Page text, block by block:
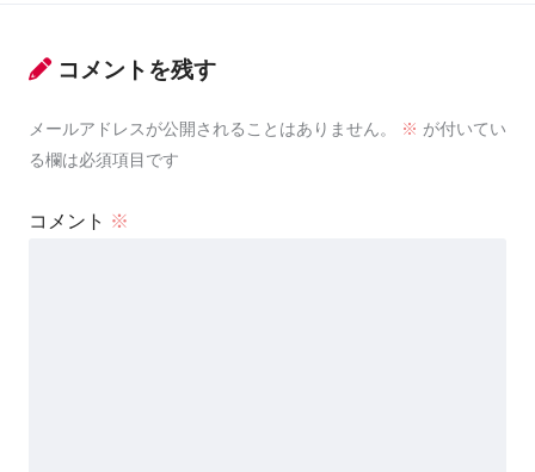
コメントを残す
メールアドレスが公開されることはありません。 ※ が付いてい
る欄は必須項目です
コメント ※